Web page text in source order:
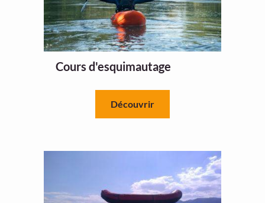
Cours d'esquimautage
Découvrir